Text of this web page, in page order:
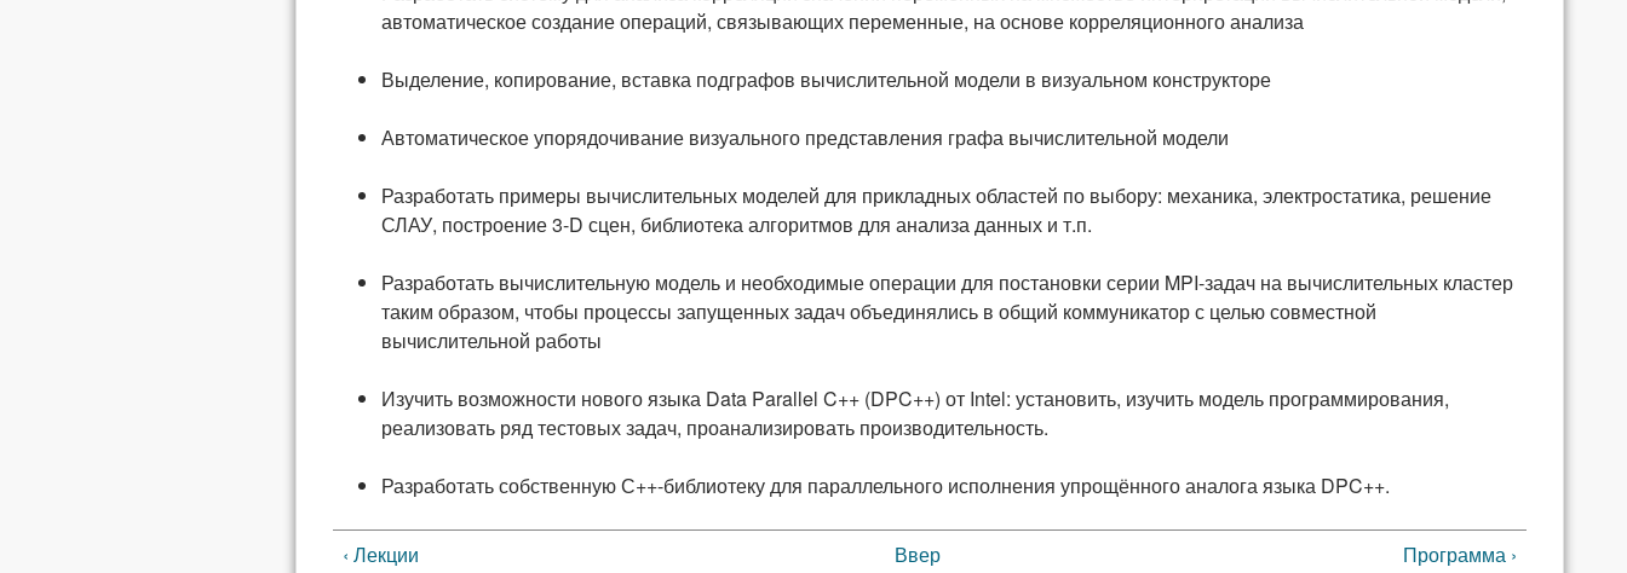
автоматическое создание операций, связывающих переменные, на основе корреляционного анализа
Выделение, копирование, вставка подграфов вычислительной модели в визуальном конструкторе
Автоматическое упорядочивание визуального представления графа вычислительной модели
Разработать примеры вычислительных моделей для прикладных областей по выбору: механика, электростатика, решение
СЛАУ, построение 3-D сцен, библиотека алгоритмов для анализа данных и т.п.
Разработать вычислительную модель и необходимые операции для постановки серии MPI-задач на вычислительных кластер
таким образом, чтобы процессы запущенных задач объединялись в общий коммуникатор с целью совместной
вычислительной работы
Изучить возможности нового языка Data Parallel C++ (DPC++) от Intel: установить, изучить модель программирования,
реализовать ряд тестовых задач, проанализировать производительность.
Разработать собственную С++-библиотеку для параллельного исполнения упрощённого аналога языка DPC++.
‹ Лекции
Ввер
Программа ›